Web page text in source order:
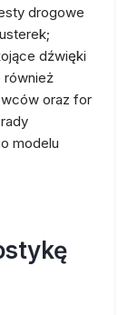
drogowe
dźwięki
również
oraz for
modelu